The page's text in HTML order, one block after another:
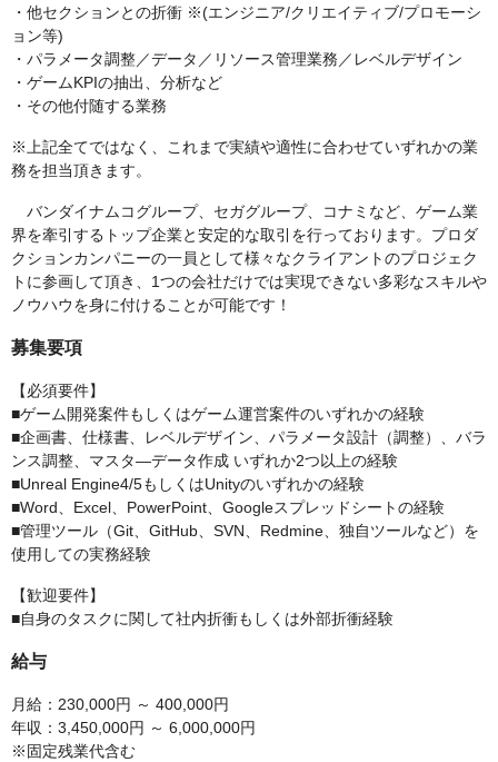
・他セクションとの折衝 ※(エンジニア/クリエイティブ/プロモーシ
ョン等)
・パラメータ調整／データ／リソース管理業務／レベルデザイン
・ゲームKPIの抽出、分析など
・その他付随する業務
※上記全てではなく、これまで実績や適性に合わせていずれかの業
務を担当頂きます。
バンダイナムコグループ、セガグループ、コナミなど、ゲーム業
界を牽引するトップ企業と安定的な取引を行っております。プロダ
クションカンパニーの一員として様々なクライアントのプロジェク
トに参画して頂き、1つの会社だけでは実現できない多彩なスキルや
ノウハウを身に付けることが可能です！
募集要項
【必須要件】
■ゲーム開発案件もしくはゲーム運営案件のいずれかの経験
■企画書、仕様書、レベルデザイン、パラメータ設計（調整）、バラ
ンス調整、マスタ―データ作成 いずれか2つ以上の経験
■Unreal Engine4/5もしくはUnityのいずれかの経験
■Word、Excel、PowerPoint、Googleスプレッドシートの経験
■管理ツール（Git、GitHub、SVN、Redmine、独自ツールなど）を
使用しての実務経験
【歓迎要件】
■自身のタスクに関して社内折衝もしくは外部折衝経験
給与
月給：230,000円 ～ 400,000円
年収：3,450,000円 ～ 6,000,000円
※固定残業代含む